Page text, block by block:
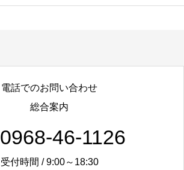
電話でのお問い合わせ
総合案内
0968-46-1126
受付時間 / 9:00～18:30